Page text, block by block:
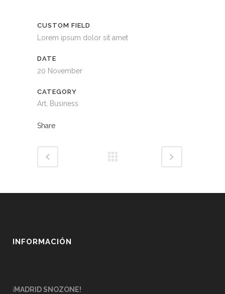
CUSTOM FIELD
Lorem ipsum dolor sit amet
DATE
20 November
CATEGORY
Art, Business
Share
INFORMACIÓN
¡ MADRID SNOZONE!